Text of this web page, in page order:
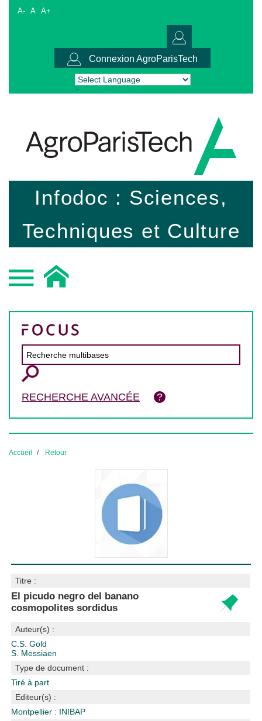
A- A A+
Connexion AgroParisTech
Powered by Translate
Infodoc : Sciences,
Techniques et Culture
RECHERCHE AVANCÉE
Accueil Retour
Titre :
El picudo negro del banano
cosmopolites sordidus
Auteur(s) :
C.S. Gold
S. Messiaen
Type de document :
Tiré à part
Editeur(s) :
Montpellier : INIBAP